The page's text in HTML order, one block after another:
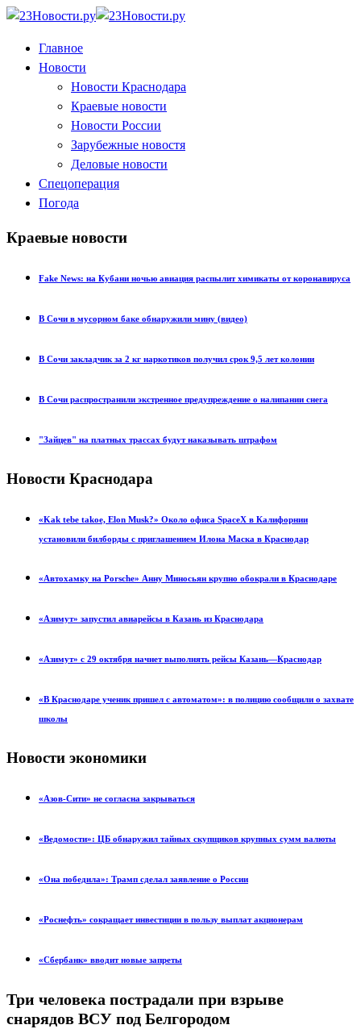
Главное
Новости
Новости Краснодара
Краевые новости
Новости России
Зарубежные новостя
Деловые новости
Спецоперация
Погода
Краевые новости
Fake News: на Кубани ночью авиация распылит химикаты от коронавируса
В Сочи в мусорном баке обнаружили мину (видео)
В Сочи закладчик за 2 кг наркотиков получил срок 9,5 лет колонии
В Сочи распространили экстренное предупреждение о налипании снега
"Зайцев" на платных трассах будут наказывать штрафом
Новости Краснодара
«Kak tebe takoe, Elon Musk?» Около офиса SpaceX в Калифорнии
установили билборды с приглашением Илона Маска в Краснодар
«Автохамку на Porsche» Анну Миносьян крупно обокрали в Краснодаре
«Азимут» запустил авиарейсы в Казань из Краснодара
«Азимут» с 29 октября начнет выполнять рейсы Казань—Краснодар
«В Краснодаре ученик пришел с автоматом»: в полицию сообщили о захвате
школы
Новости экономики
«Азов-Сити» не согласна закрываться
«Ведомости»: ЦБ обнаружил тайных скупщиков крупных сумм валюты
«Она победила»: Трамп сделал заявление о России
«Роснефть» сокращает инвестиции в пользу выплат акционерам
«Сбербанк» вводит новые запреты
Три человека пострадали при взрыве
снарядов ВСУ под Белгородом